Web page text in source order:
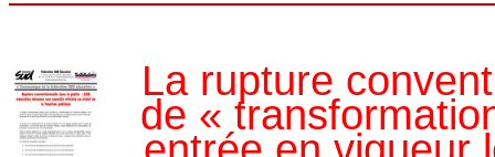
La rupture
de «